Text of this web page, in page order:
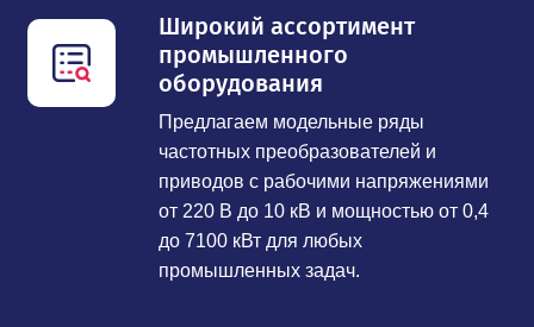
Широкий ассортимент
промышленного
оборудования
Предлагаем модельные ряды
частотных преобразователей и
приводов с рабочими напряжениями
от 220 В до 10 кВ и мощностью от 0,4
до 7100 кВт для любых
промышленных задач.